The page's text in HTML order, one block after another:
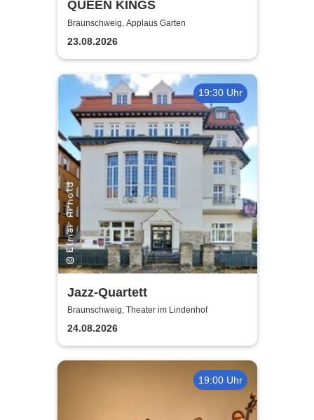
QUEEN KINGS
Braunschweig, Applaus Garten
23.08.2026
19:30 Uhr
Jazz-Quartett
Braunschweig, Theater im Lindenhof
24.08.2026
19:00 Uhr